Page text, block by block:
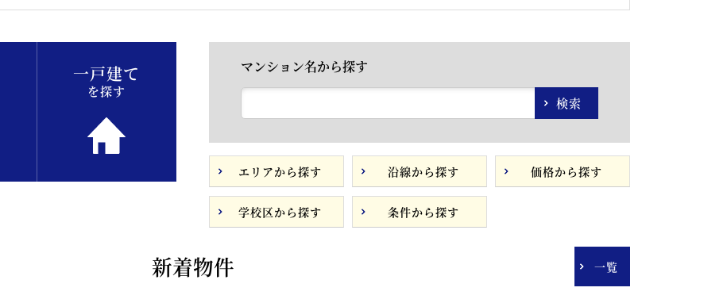
一戸建て
を探す
マンション名から探す
検索
エリアから探す 沿線から探す 価格から探す
学校区から探す 条件から探す
新着物件 一覧